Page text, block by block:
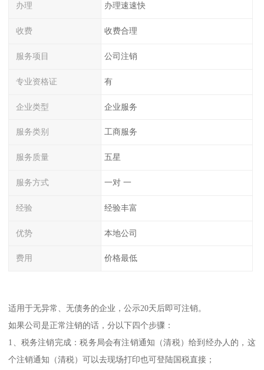
办理 办理速速快
收费 收费合理
服务项目 公司注销
专业资格证 有
企业类型 企业服务
服务类别 工商服务
服务质量 五星
服务方式 一对 一
经验 经验丰富
优势 本地公司
费用 价格最低
适用于无异常、无债务的企业，公示20天后即可注销。
如果公司是正常注销的话，分以下四个步骤：
1、税务注销完成：税务局会有注销通知（清税）给到经办人的，这
个注销通知（清税）可以去现场打印也可登陆国税直接；